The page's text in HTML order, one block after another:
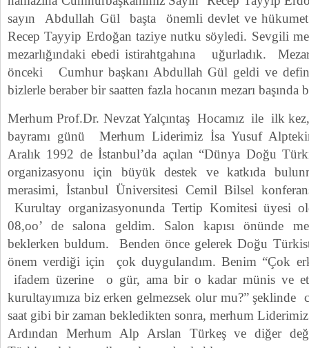
sayın Abdullah Gül başta önemli devlet ve hükumet
Recep Tayyip Erdoğan taziye nutku söyledi. Sevgili
mezarlığındaki ebedi istirahtgahına uğurladık.
önceki Cumhur başkanı Abdullah Gül geldi ve defin
bizlerle beraber bir saatten fazla hocanın mezarı başında
Merhum Prof.Dr. Nevzat Yalçıntaş Hocamız ile ilk
bayramı günü Merhum Liderimiz İsa Yusuf
Aralık 1992 de İstanbul’da açılan “Dünya Doğu
organizasyonu için büyük destek ve katkıda
merasimi, İstanbul Üniversitesi Cemil Bilsel
Kurultay organizasyonunda Tertip Komitesi üyesi
08,oo’ de salona geldim. Salon kapısı önünde
beklerken buldum. Benden önce gelerek Doğu
önem verdiği için çok duygulandım. Benim “Çok
ifadem üzerine o gür, ama bir o kadar münis
kurultayımıza biz erken gelmezsek olur mu?” şeklinde
saat gibi bir zaman bekledikten sonra, merhum
Ardından Merhum Alp Arslan Türkeş ve diğer